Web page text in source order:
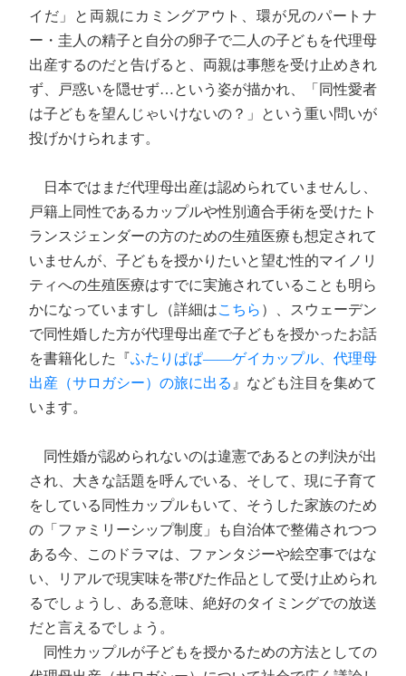
イだ」と両親にカミングアウト、環が兄のパートナ
ー・圭人の精子と自分の卵子で二人の子どもを代理母
出産するのだと告げると、両親は事態を受け止めきれ
ず、戸惑いを隠せず…という姿が描かれ、「同性愛者
は子どもを望んじゃいけないの？」という重い問いが
投げかけられます。
日本ではまだ代理母出産は認められていませんし、
戸籍上同性であるカップルや性別適合手術を受けたト
ランスジェンダーの方のための生殖医療も想定されて
いませんが、子どもを授かりたいと望む性的マイノリ
ティへの生殖医療はすでに実施されていることも明ら
かになっていますし（詳細はこちら ）、スウェーデン
で同性婚した方が代理母出産で子どもを授かったお話
を書籍化した『ふたりぱぱ――ゲイカップル、代理母
出産（サロガシー）の旅に出る 』なども注目を集めて
います。
同性婚が認められないのは違憲であるとの判決が出
され、大きな話題を呼んでいる、そして、現に子育て
をしている同性カップルもいて、そうした家族のため
の「ファミリーシップ制度」も自治体で整備されつつ
ある今、このドラマは、ファンタジーや絵空事ではな
い、リアルで現実味を帯びた作品として受け止められ
るでしょうし、ある意味、絶好のタイミングでの放送
だと言えるでしょう。
同性カップルが子どもを授かるための方法としての